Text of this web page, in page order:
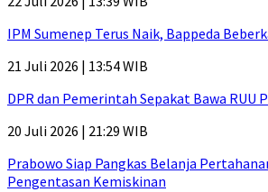
IPM Sumenep Terus Naik, Bappeda
21 Juli 2026 | 13:54 WIB
DPR dan Pemerintah Sepakat Bawa RUU
20 Juli 2026 | 21:29 WIB
Prabowo Siap Pangkas Belanja
Pengentasan Kemiskinan